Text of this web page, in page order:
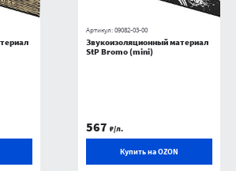
Артикул:09082-03-00
Звукоизоляционный материал
StP Bromo (mini)
567 ₽/л.
Купить на OZON